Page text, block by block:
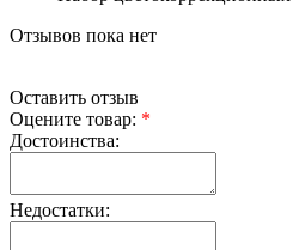
Отзывов пока нет
Оставить отзыв
Оцените товар: *
Достоинства:
Недостатки: